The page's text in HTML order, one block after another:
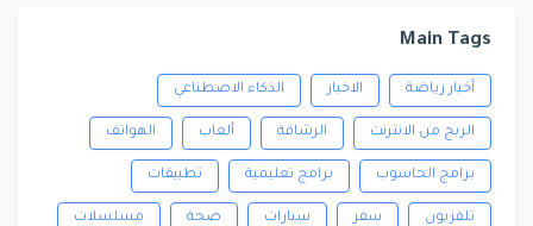
Main Tags
أخبار رياضة الاخبار الذكاء الاصطناعي
الربح من الانترنت الرشاقة ألعاب الهواتف
برامج الحاسوب برامج تعليمية تطبيقات
تلفزيون سفر سيارات صحة مسلسلات